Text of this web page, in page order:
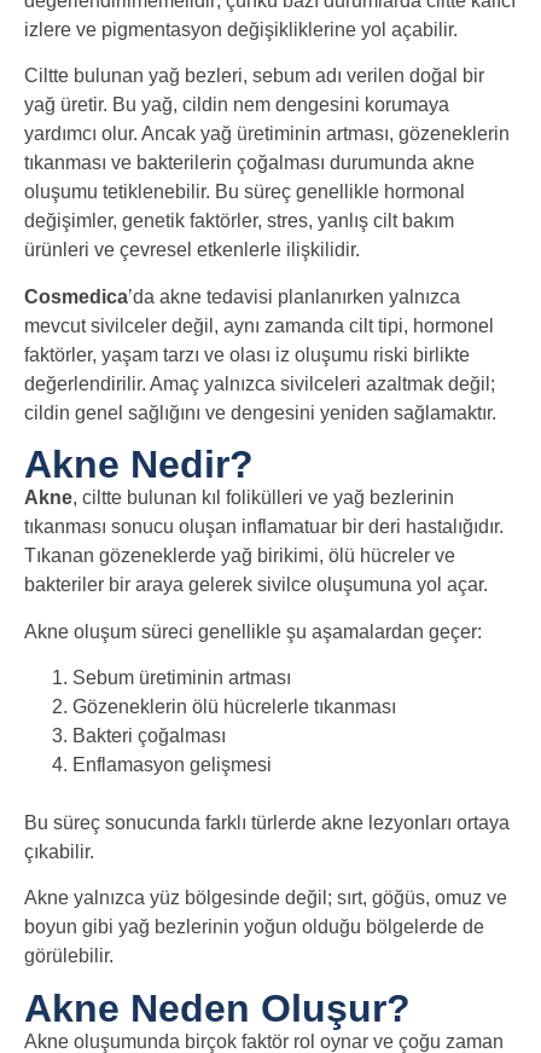
izlere ve pigmentasyon değişikliklerine yol açabilir.
Ciltte bulunan yağ bezleri, sebum adı verilen doğal bir
yağ üretir. Bu yağ, cildin nem dengesini korumaya
yardımcı olur. Ancak yağ üretiminin artması, gözeneklerin
tıkanması ve bakterilerin çoğalması durumunda akne
oluşumu tetiklenebilir. Bu süreç genellikle hormonal
değişimler, genetik faktörler, stres, yanlış cilt bakım
ürünleri ve çevresel etkenlerle ilişkilidir.
Cosmedica’da akne tedavisi planlanırken yalnızca
mevcut sivilceler değil, aynı zamanda cilt tipi, hormonel
faktörler, yaşam tarzı ve olası iz oluşumu riski birlikte
değerlendirilir. Amaç yalnızca sivilceleri azaltmak değil;
cildin genel sağlığını ve dengesini yeniden sağlamaktır.
Akne Nedir?
Akne, ciltte bulunan kıl folikülleri ve yağ bezlerinin
tıkanması sonucu oluşan inflamatuar bir deri hastalığıdır.
Tıkanan gözeneklerde yağ birikimi, ölü hücreler ve
bakteriler bir araya gelerek sivilce oluşumuna yol açar.
Akne oluşum süreci genellikle şu aşamalardan geçer:
Sebum üretiminin artması
Gözeneklerin ölü hücrelerle tıkanması
Bakteri çoğalması
Enflamasyon gelişmesi
Bu süreç sonucunda farklı türlerde akne lezyonları ortaya
çıkabilir.
Akne yalnızca yüz bölgesinde değil; sırt, göğüs, omuz ve
boyun gibi yağ bezlerinin yoğun olduğu bölgelerde de
görülebilir.
Akne Neden Oluşur?
Akne oluşumunda birçok faktör rol oynar ve çoğu zaman